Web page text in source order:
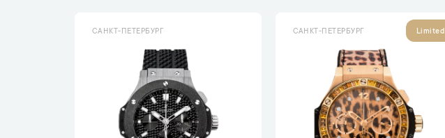
САНКТ-ПЕТЕРБУРГ САНКТ-ПЕТЕРБУРГ Limited